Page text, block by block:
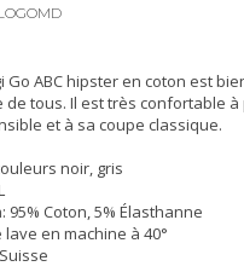
Go ABC hipster en coton est
de tous. Il est très confortable à
et à sa coupe classique.
noir, gris
95% Coton, 5% Élasthanne
en machine à 40°